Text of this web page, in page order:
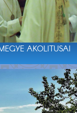
AKOLITUSAI